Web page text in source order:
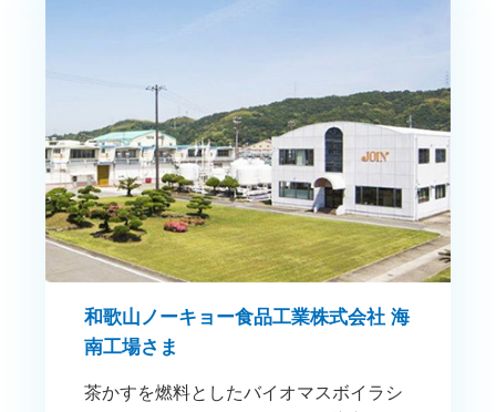
和歌山ノーキョー食品工業株式会社 海
南工場さま
茶かすを燃料としたバイオマスボイラシ